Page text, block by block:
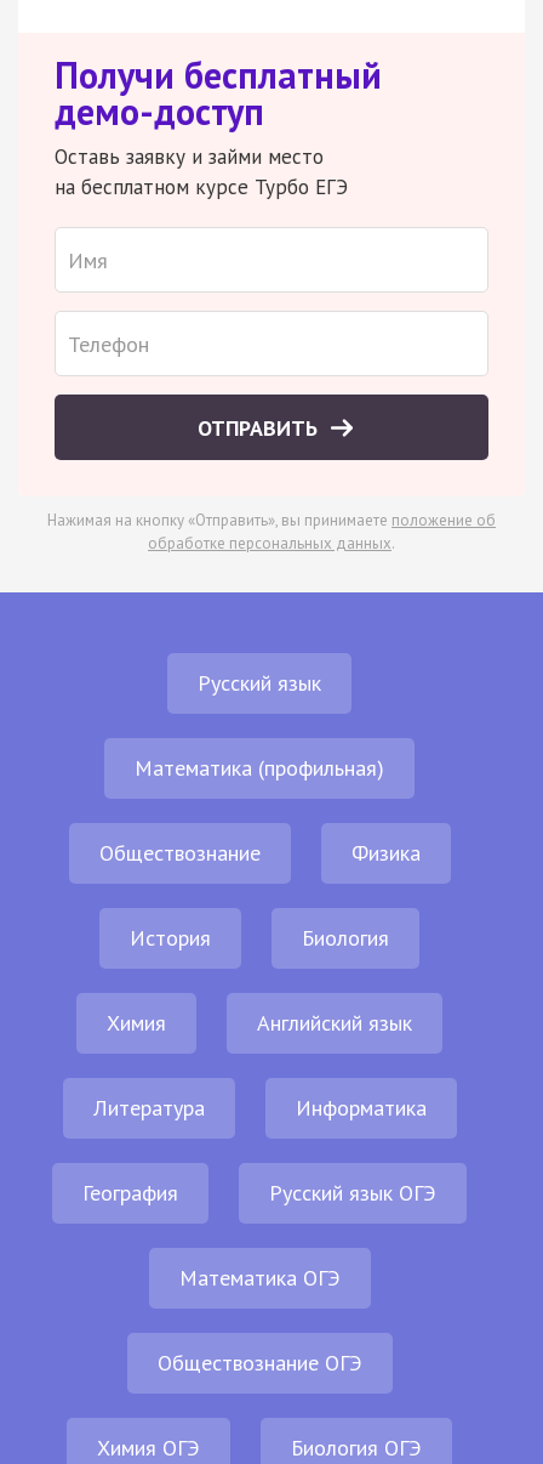
Получи бесплатный
демо-доступ
Оставь заявку и займи место
на бесплатном курсе Турбо ЕГЭ
ОТПРАВИТЬ
Нажимая на кнопку «Отправить», вы принимаете положение об
обработке персональных данных.
Русский язык
Математика (профильная)
Обществознание Физика
История Биология
Химия Английский язык
Литература Информатика
География Русский язык ОГЭ
Математика ОГЭ
Обществознание ОГЭ
Химия ОГЭ Биология ОГЭ